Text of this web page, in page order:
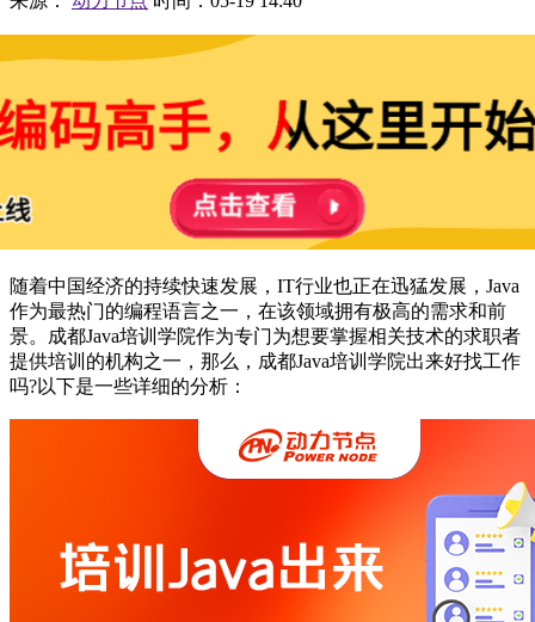
随着中国经济的持续快速发展，IT行业也正在迅猛发展，Java
作为最热门的编程语言之一，在该领域拥有极高的需求和前
景。成都Java培训学院作为专门为想要掌握相关技术的求职者
提供培训的机构之一，那么，成都Java培训学院出来好找工作
吗?以下是一些详细的分析：